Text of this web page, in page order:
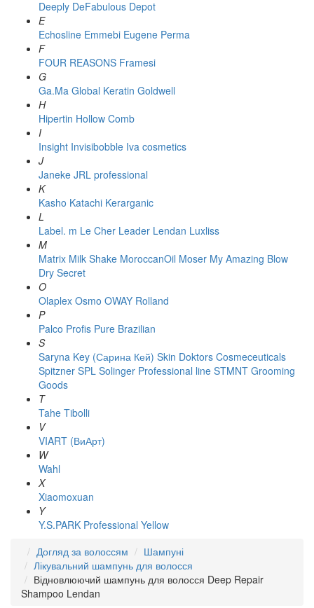
Deeply DeFabulous Depot
E
Echosline Emmebi Eugene Perma
F
FOUR REASONS Framesi
G
Ga.Ma Global Keratin Goldwell
H
Hipertin Hollow Comb
I
Insight Invisibobble Iva cosmetics
J
Janeke JRL professional
K
Kasho Katachi Kerarganic
L
Label. m Le Cher Leader Lendan Luxliss
M
Matrix Milk Shake MoroccanOil Moser My Amazing Blow
Dry Secret
O
Olaplex Osmo OWAY Rolland
P
Palco Profis Pure Brazilian
S
Saryna Key (Сарина Кей) Skin Doktors Cosmeceuticals
Spitzner SPL Solinger Professional line STMNT Grooming
Goods
T
Tahe Tibolli
V
VIART (ВиАрт)
W
Wahl
X
Xiaomoxuan
Y
Y.S.PARK Professional Yellow
Догляд за волоссям
Шампуні
Лікувальний шампунь для волосся
Відновлюючий шампунь для волосся Deep Repair
Shampoo Lendan